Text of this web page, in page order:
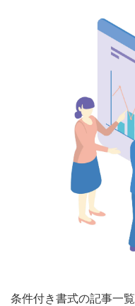
条件付き書式の記事一覧